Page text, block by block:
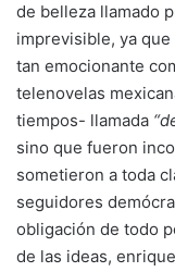
de belleza llamado
imprevisible, ya
tan emocionante
telenovelas
tiempos- llamada
sino que fueron
sometieron a toda
seguidores
obligación de todo
de las ideas,